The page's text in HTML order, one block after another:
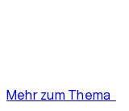
Mehr zum Thema